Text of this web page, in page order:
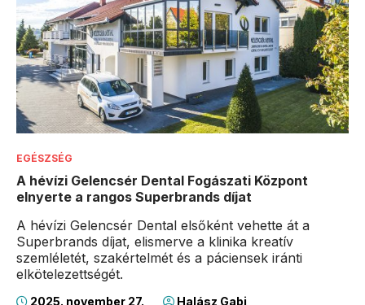
EGÉSZSÉG
A hévízi Gelencsér Dental Fogászati Központ
elnyerte a rangos Superbrands díjat
A hévízi Gelencsér Dental elsőként vehette át a
Superbrands díjat, elismerve a klinika kreatív
szemléletét, szakértelmét és a páciensek iránti
elkötelezettségét.
2025. november 27. Halász Gabi